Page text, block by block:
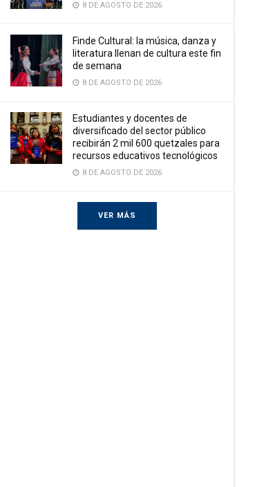
8 DE AGOSTO DE 2026
Finde Cultural: la música, danza y
literatura llenan de cultura este fin
de semana
8 DE AGOSTO DE 2026
Estudiantes y docentes de
diversificado del sector público
recibirán 2 mil 600 quetzales para
recursos educativos tecnológicos
8 DE AGOSTO DE 2026
VER MÁS